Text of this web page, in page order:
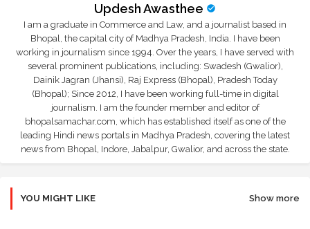
Updesh Awasthee
I am a graduate in Commerce and Law, and a journalist based in
Bhopal, the capital city of Madhya Pradesh, India. I have been
working in journalism since 1994. Over the years, I have served with
several prominent publications, including: Swadesh (Gwalior),
Dainik Jagran (Jhansi), Raj Express (Bhopal), Pradesh Today
(Bhopal); Since 2012, I have been working full-time in digital
journalism. I am the founder member and editor of
bhopalsamachar.com, which has established itself as one of the
leading Hindi news portals in Madhya Pradesh, covering the latest
news from Bhopal, Indore, Jabalpur, Gwalior, and across the state.
YOU MIGHT LIKE Show more